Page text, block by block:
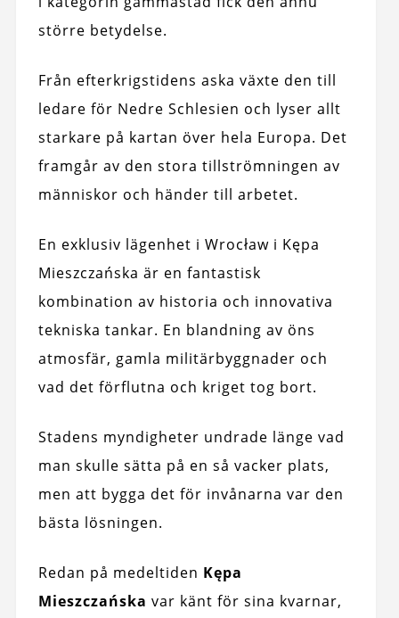
större betydelse.
Från efterkrigstidens aska växte den till
ledare för Nedre Schlesien och lyser allt
starkare på kartan över hela Europa. Det
framgår av den stora tillströmningen av
människor och händer till arbetet.
En exklusiv lägenhet i Wrocław i Kępa
Mieszczańska är en fantastisk
kombination av historia och innovativa
tekniska tankar. En blandning av öns
atmosfär, gamla militärbyggnader och
vad det förflutna och kriget tog bort.
Stadens myndigheter undrade länge vad
man skulle sätta på en så vacker plats,
men att bygga det för invånarna var den
bästa lösningen.
Redan på medeltiden Kępa
Mieszczańska var känt för sina kvarnar,